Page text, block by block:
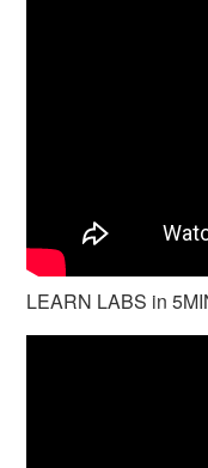
LEARN LABS in